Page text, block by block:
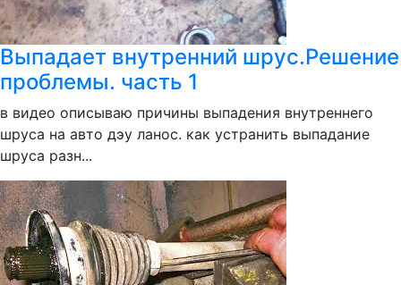
Выпадает внутренний шрус.Решение
проблемы. часть 1
в видео описываю причины выпадения внутреннего
шруса на авто дэу ланос. как устранить выпадание
шруса разн...